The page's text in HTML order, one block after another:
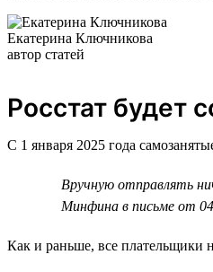
Екатерина Ключникова
автор статей
Росстат будет
С 1 января 2025 года
Вручную отправлять
Минфина в письме от
Как и раньше, все плательщики